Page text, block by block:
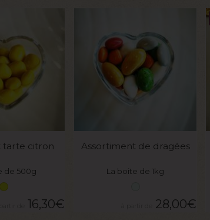
tarte citron
de 500g
16,30€
Assortiment de dragées
La boite de 1kg
28,00€